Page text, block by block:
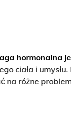
hormonalna
ciała i
na różne